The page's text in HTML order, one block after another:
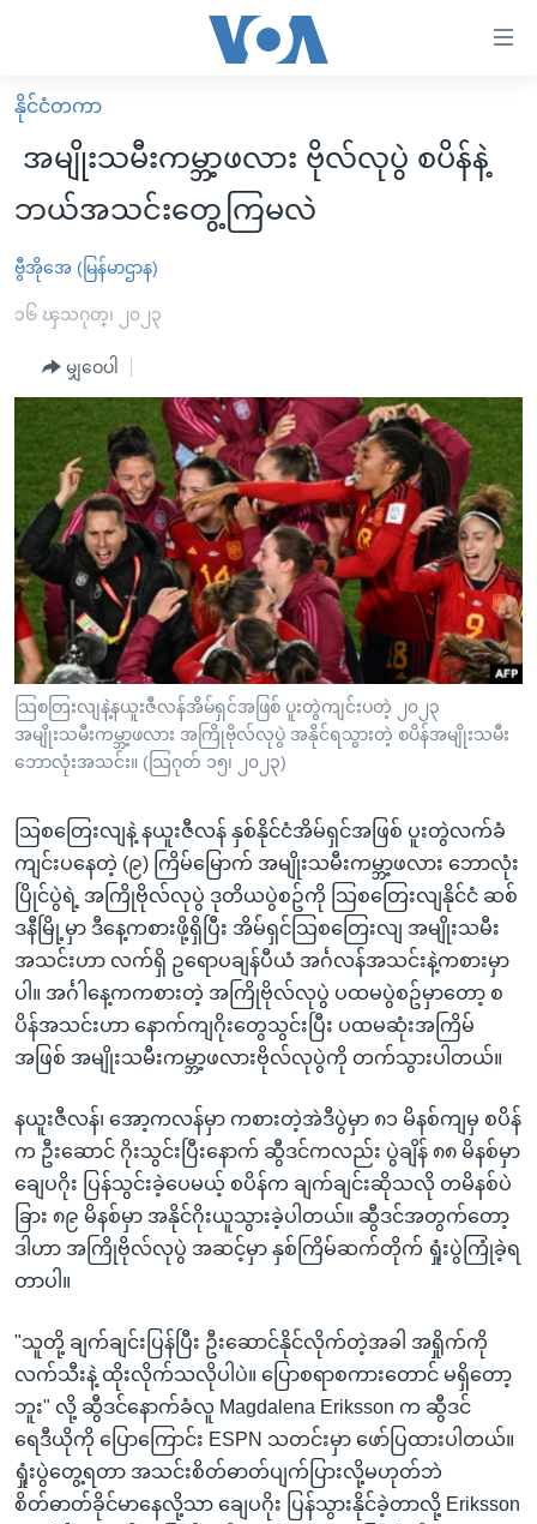
လွယ်ကူ
စေ
များ
ပင်မ
ကျော်
ကြည့်
ရန်
ပင်မ
အ
ညွန်း
စာမျက်နှာ
သို့
ကျော်
ကြည့်
ရန်
ရှာဖွေ
နေရာ
သို့
ကျော်
ရန်
မူလစာမျက်နှာ
မြန်မာ
ကမ္ဘာ့သတင်းများ
နိုင်ငံတကာ
အစ္စရေး-ပါလက်စတိုင်း
ဗွီဒီယို
သတင်းလွတ်လပ်ခွင့်
အင်္ဂလိပ်စာလေ့လာမယ်
အမေရိကန်သုံးအီဒီယံ
မကြေးမုံရဲ့ အင်္ဂလိပ်စာ
ရုပ်ရှင်ထဲက အင်္ဂလိပ်စာ
သုတပဒေသာ အင်္ဂလိပ်စာ
အပတ်စဉ်ကဏ္ဍများ
ရေဒီယို
တီဗွီ
ရေဒီယိုနှင့်ရုပ်သံ အချက်အလက်များ
ရေဒီယို/တီဗွီအစီအစဉ်
Learning English
ဗွီအိုအေ လူမှုကွန်ယက်များ
ဘာသာစကားများ
နိုင်ငံတကာ
အမျိုးသမီးကမ္ဘာ့ဖလား ဗိုလ်လုပွဲ စပိန်နဲ့
ဘယ်အသင်းတွေ့ကြမလဲ
ဗွီအိုအေ (မြန်မာဌာန)
၁၆ ၾသဂုတ္၊ ၂၀၂၃
မျှဝေပါ
သြစတြးလျနဲ့နယူးဇီလန်အိမ်ရှင်အဖြစ် ပူးတွဲကျင်းပတဲ့ ၂၀၂၃
အမျိုးသမီးကမ္ဘာ့ဖလား အကြိုဗိုလ်လုပွဲ အနိုင်ရသွားတဲ့ စပိန်အမျိုးသမီး
ဘောလုံးအသင်း။ (သြဂုတ် ၁၅၊ ၂၀၂၃)
သြစတြေးလျနဲ့ နယူးဇီလန် နှစ်နိုင်ငံအိမ်ရှင်အဖြစ် ပူးတွဲလက်ခံ
ကျင်းပနေတဲ့ (၉) ကြိမ်မြောက် အမျိုးသမီးကမ္ဘာ့ဖလား ဘောလုံး
ပြိုင်ပွဲရဲ့ အကြိုဗိုလ်လုပွဲ ဒုတိယပွဲစဥ်ကို သြစတြေးလျနိုင်ငံ ဆစ်
ဒနီမြို့မှာ ဒီနေ့ကစားဖို့ရှိပြီး အိမ်ရှင်သြစတြေးလျ အမျိုးသမီး
အသင်းဟာ လက်ရှိ ဥရောပချန်ပီယံ အင်္ဂလန်အသင်းနဲ့ကစားမှာ
ပါ။ အင်္ဂါနေ့ကကစားတဲ့ အကြိုဗိုလ်လုပွဲ ပထမပွဲစဥ်မှာတော့ စ
ပိန်အသင်းဟာ နောက်ကျဂိုးတွေသွင်းပြီး ပထမဆုံးအကြိမ်
အဖြစ် အမျိုးသမီးကမ္ဘာ့ဖလားဗိုလ်လုပွဲကို တက်သွားပါတယ်။
နယူးဇီလန်၊ အော့ကလန်မှာ ကစားတဲ့အဲဒီပွဲမှာ ၈၁ မိနစ်ကျမှ စပိန်
က ဦးဆောင် ဂိုးသွင်းပြီးနောက် ဆွီဒင်ကလည်း ပွဲချိန် ၈၈ မိနစ်မှာ
ချေပဂိုး ပြန်သွင်းခဲ့ပေမယ့် စပိန်က ချက်ချင်းဆိုသလို တမိနစ်ပဲ
ခြား ၈၉ မိနစ်မှာ အနိုင်ဂိုးယူသွားခဲ့ပါတယ်။ ဆွီဒင်အတွက်တော့
ဒါဟာ အကြိုဗိုလ်လုပွဲ အဆင့်မှာ နှစ်ကြိမ်ဆက်တိုက် ရှုံးပွဲကြုံခဲ့ရ
တာပါ။
"သူတို့ ချက်ချင်းပြန်ပြီး ဦးဆောင်နိုင်လိုက်တဲ့အခါ အရှိုက်ကို
လက်သီးနဲ့ ထိုးလိုက်သလိုပါပဲ။ ပြောစရာစကားတောင် မရှိတော့
ဘူး" လို့ ဆွီဒင်နောက်ခံလူ Magdalena Eriksson က ဆွီဒင်
ရေဒီယိုကို ပြောကြောင်း ESPN သတင်းမှာ ဖော်ပြထားပါတယ်။
ရှုံးပွဲတွေ့ရတာ အသင်းစိတ်ဓာတ်ပျက်ပြားလို့မဟုတ်ဘဲ
စိတ်ဓာတ်ခိုင်မာနေလို့သာ ချေပဂိုး ပြန်သွားနိုင်ခဲ့တာလို့ Eriksson